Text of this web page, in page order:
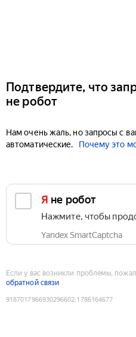
Подтвердите, что
не робот
Нам очень жаль, но запросы с
автоматические.
Почему это
Я не робот
Нажмите, чтобы
Yandex SmartCaptcha
Если у вас возникли проблемы,
обратной связи
9187017966930296602:1786164677